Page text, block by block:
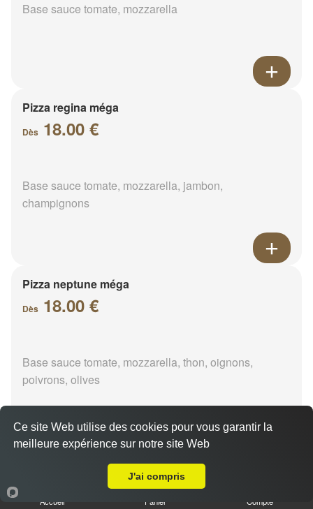
Base sauce tomate, mozzarella
Pizza regina méga
Dès 18.00 €
Base sauce tomate, mozzarella, jambon,
champignons
Pizza neptune méga
Dès 18.00 €
Base sauce tomate, mozzarella, thon, oignons,
poivrons, olives
Pizza napolitaine méga
Accueil Panier Compte
Ce site Web utilise des cookies pour vous garantir la
meilleure expérience sur notre site Web
J'ai compris